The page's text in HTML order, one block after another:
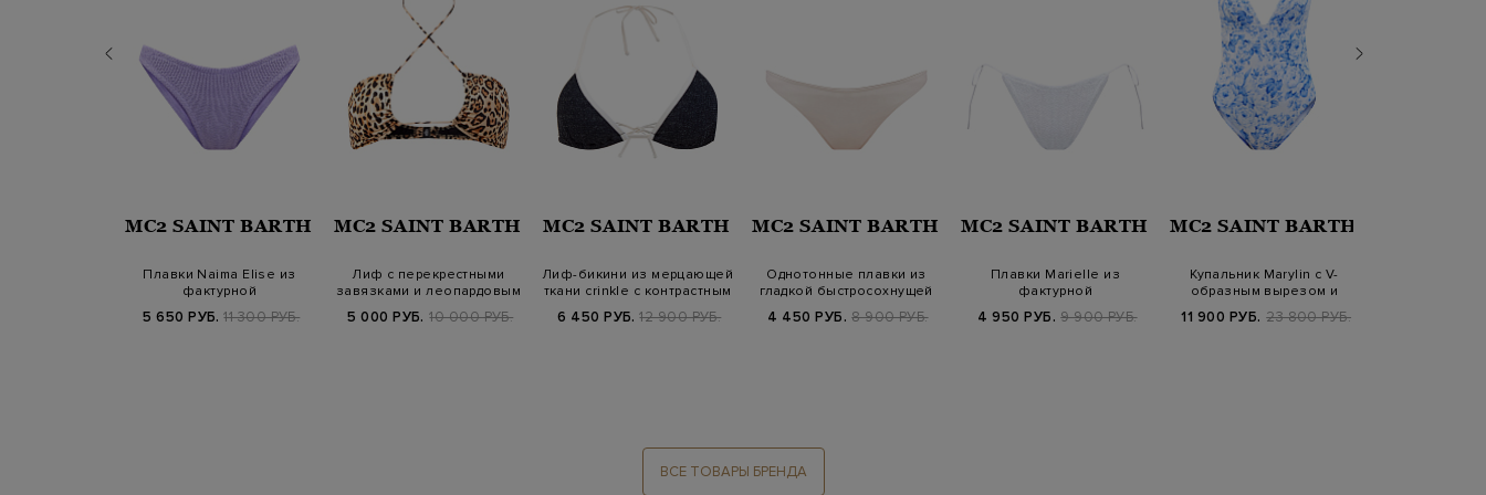
MC2 SAINT BARTH
Плавки Naima Elise из
фактурной
быстросохнущей ткани с…
5 650 РУБ. 11 300 РУБ.
MC2 SAINT BARTH
Лиф с перекрестными
завязками и леопардовым
принтом
5 000 РУБ. 10 000 РУБ.
MC2 SAINT BARTH
Лиф-бикини из мерцающей
ткани crinkle с контрастным
ка…
6 450 РУБ. 12 900 РУБ.
MC2 SAINT BARTH
Однотонные плавки из
гладкой быстросохнущей
ткани с на…
4 450 РУБ. 8 900 РУБ.
MC2 SAINT BARTH
Плавки Marielle из
фактурной
быстросохнущей ткани с
за…
4 950 РУБ. 9 900 РУБ.
MC2 SAINT BARTH
Купальник Marylin с V-
образным вырезом и
цветочным при…
11 900 РУБ. 23 800 РУБ.
ВСЕ ТОВАРЫ БРЕНДА